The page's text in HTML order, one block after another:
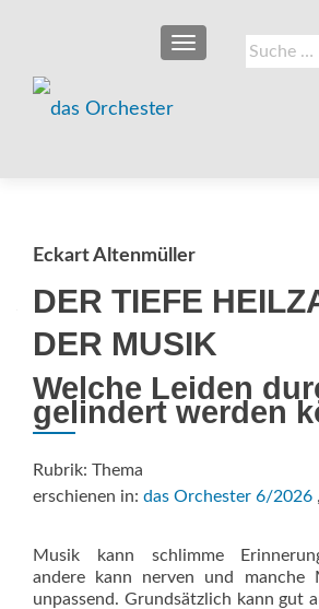
Suche
nach:
SCHALTE
Eckart Altenmüller
DER TIEFE
DER MUSIK
Welche Leiden
gelindert werden
Rubrik: Thema
erschienen in: das Orchester 6/2026
Musik kann schlimme
andere kann nerven und manche
unpassend. Grundsätzlich kann gut